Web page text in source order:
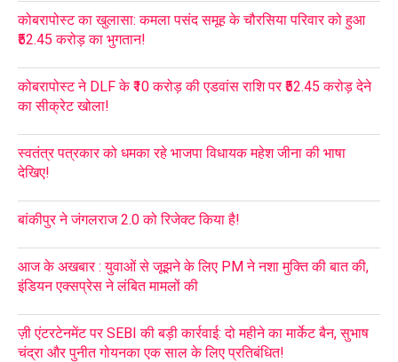
कोबरापोस्ट का खुलासा: कमला पसंद समूह के चौरसिया परिवार को हुआ
₹52.45 करोड़ का भुगतान!
कोबरापोस्ट ने DLF के ₹10 करोड़ की एडवांस राशि पर ₹52.45 करोड़ देने
का सीक्रेट खोला!
स्वतंत्र पत्रकार को धमका रहे भाजपा विधायक महेश जीना की भाषा
देखिए!
बांकीपुर ने जंगलराज 2.0 को रिजेक्ट किया है!
आज के अखबार : युवाओं से जूझने के लिए PM ने नशा मुक्ति की बात की,
इंडियन एक्सप्रेस ने लंबित मामलों की
ज़ी एंटरटेनमेंट पर SEBI की बड़ी कार्रवाई: दो महीने का मार्केट बैन, सुभाष
चंद्रा और पुनीत गोयनका एक साल के लिए प्रतिबंधित!